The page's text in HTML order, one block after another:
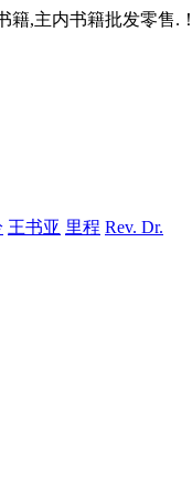
,主内书籍批发零售.！
王书亚 里程 Rev. Dr.